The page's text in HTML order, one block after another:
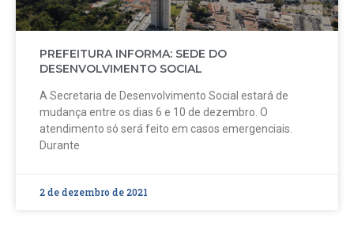
PREFEITURA INFORMA: SEDE DO
DESENVOLVIMENTO SOCIAL
A Secretaria de Desenvolvimento Social estará de
mudança entre os dias 6 e 10 de dezembro. O
atendimento só será feito em casos emergenciais.
Durante
2 de dezembro de 2021